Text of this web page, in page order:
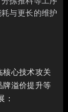
与更长的维护
心技术攻关
牌溢价提升等